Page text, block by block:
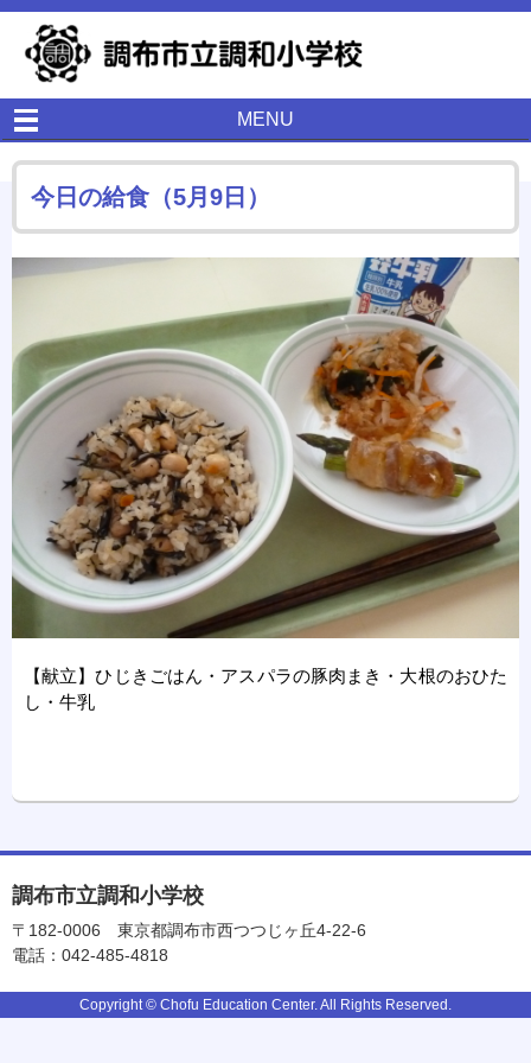
MENU
今日の給食（5月9日）
【献立】ひじきごはん・アスパラの豚肉まき・大根のおひた
し・牛乳
調布市立調和小学校
〒182-0006
東京都調布市西つつじヶ丘4-22-6
電話：042-485-4818
Copyright © Chofu Education Center. All Rights Reserved.